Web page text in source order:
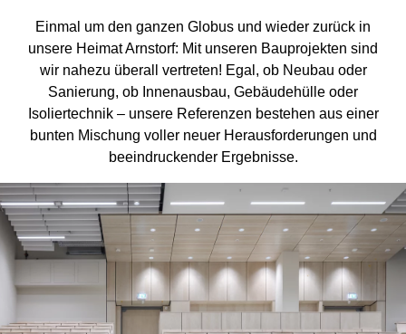
Einmal um den ganzen Globus und wieder zurück in
unsere Heimat Arnstorf: Mit unseren Bauprojekten sind
wir nahezu überall vertreten! Egal, ob Neubau oder
Sanierung, ob Innenausbau, Gebäudehülle oder
Isoliertechnik – unsere Referenzen bestehen aus einer
bunten Mischung voller neuer Herausforderungen und
beeindruckender Ergebnisse.